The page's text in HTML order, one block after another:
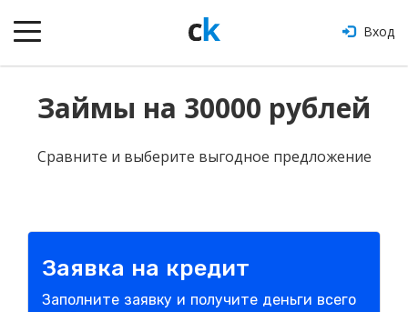
Вход
Займы на 30000 рублей
Сравните и выберите выгодное предложение